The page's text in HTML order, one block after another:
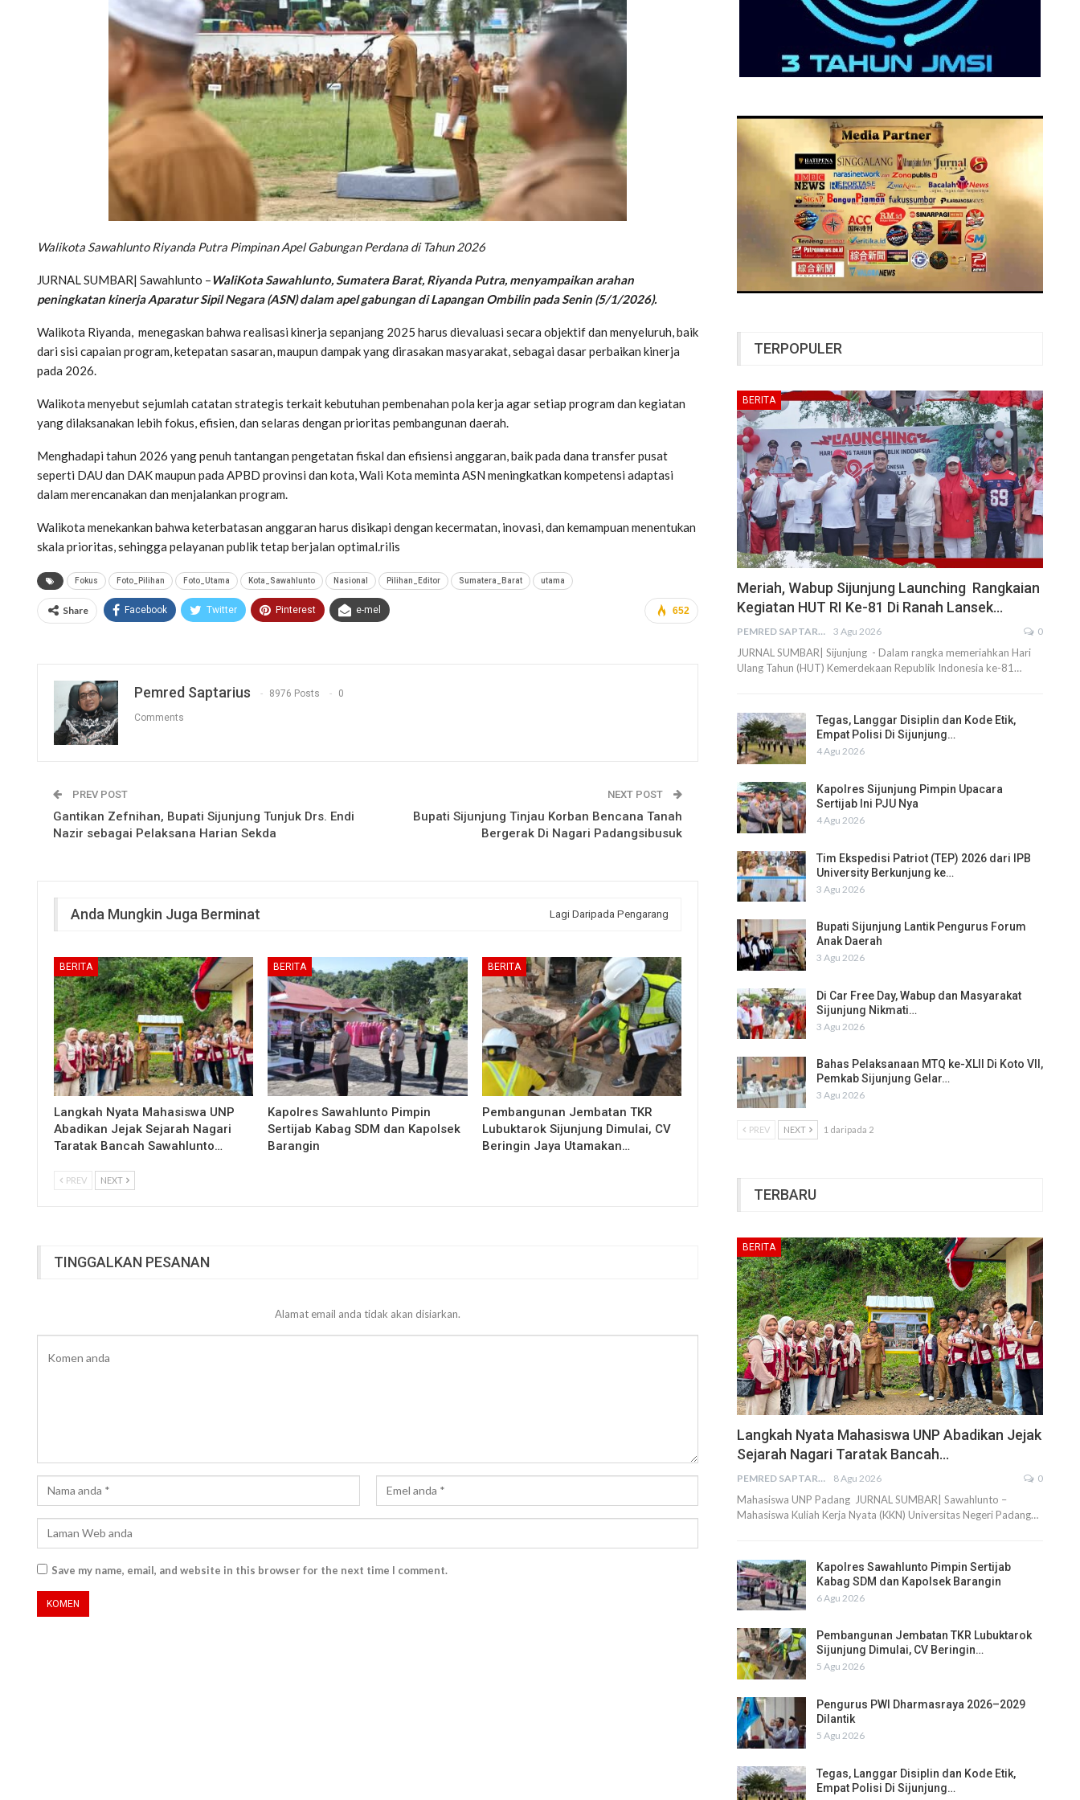
Walikota Sawahlunto Riyanda Putra Pimpinan Apel Gabungan Perdana di Tahun 2026
JURNAL SUMBAR| Sawahlunto –WaliKota Sawahlunto, Sumatera Barat, Riyanda Putra, menyampaikan arahan
peningkatan kinerja Aparatur Sipil Negara (ASN) dalam apel gabungan di Lapangan Ombilin pada Senin (5/1/2026).
Walikota Riyanda, menegaskan bahwa realisasi kinerja sepanjang 2025 harus dievaluasi secara objektif dan menyeluruh, baik
dari sisi capaian program, ketepatan sasaran, maupun dampak yang dirasakan masyarakat, sebagai dasar perbaikan kinerja
pada 2026.
Walikota menyebut sejumlah catatan strategis terkait kebutuhan pembenahan pola kerja agar setiap program dan kegiatan
yang dilaksanakan lebih fokus, efisien, dan selaras dengan prioritas pembangunan daerah.
Menghadapi tahun 2026 yang penuh tantangan pengetatan fiskal dan efisiensi anggaran, baik pada dana transfer pusat
seperti DAU dan DAK maupun pada APBD provinsi dan kota, Wali Kota meminta ASN meningkatkan kompetensi adaptasi
dalam merencanakan dan menjalankan program.
Walikota menekankan bahwa keterbatasan anggaran harus disikapi dengan kecermatan, inovasi, dan kemampuan menentukan
skala prioritas, sehingga pelayanan publik tetap berjalan optimal.rilis
Fokus Foto_Pilihan Foto_Utama Kota_Sawahlunto Nasional Pilihan_Editor Sumatera_Barat utama
652
Share Facebook Twitter Pinterest e-mel
Pemred Saptarius 8976 Posts 0
Comments
PREV POST
Gantikan Zefnihan, Bupati Sijunjung Tunjuk Drs. Endi
Nazir sebagai Pelaksana Harian Sekda
NEXT POST
Bupati Sijunjung Tinjau Korban Bencana Tanah
Bergerak Di Nagari Padangsibusuk
Anda Mungkin Juga Berminat Lagi Daripada Pengarang
BERITA
Langkah Nyata Mahasiswa UNP
Abadikan Jejak Sejarah Nagari
Taratak Bancah Sawahlunto…
BERITA
Kapolres Sawahlunto Pimpin
Sertijab Kabag SDM dan Kapolsek
Barangin
BERITA
Pembangunan Jembatan TKR
Lubuktarok Sijunjung Dimulai, CV
Beringin Jaya Utamakan…
PREV NEXT
TINGGALKAN PESANAN
Alamat email anda tidak akan disiarkan.
Save my name, email, and website in this browser for the next time I comment.
TERPOPULER
BERITA
Meriah, Wabup Sijunjung Launching Rangkaian
Kegiatan HUT RI Ke-81 Di Ranah Lansek…
PEMRED SAPTARIUS 3 Agu 2026 0
JURNAL SUMBAR| Sijunjung - Dalam rangka memeriahkan Hari
Ulang Tahun (HUT) Kemerdekaan Republik Indonesia ke-81…
Tegas, Langgar Disiplin dan Kode Etik,
Empat Polisi Di Sijunjung…
4 Agu 2026
Kapolres Sijunjung Pimpin Upacara
Sertijab Ini PJU Nya
4 Agu 2026
Tim Ekspedisi Patriot (TEP) 2026 dari IPB
University Berkunjung ke…
3 Agu 2026
Bupati Sijunjung Lantik Pengurus Forum
Anak Daerah
3 Agu 2026
Di Car Free Day, Wabup dan Masyarakat
Sijunjung Nikmati…
3 Agu 2026
Bahas Pelaksanaan MTQ ke-XLII Di Koto VII,
Pemkab Sijunjung Gelar…
3 Agu 2026
PREV NEXT 1 daripada 2
TERBARU
BERITA
Langkah Nyata Mahasiswa UNP Abadikan Jejak
Sejarah Nagari Taratak Bancah…
PEMRED SAPTARIUS 8 Agu 2026 0
Mahasiswa UNP Padang JURNAL SUMBAR| Sawahlunto –
Mahasiswa Kuliah Kerja Nyata (KKN) Universitas Negeri Padang…
Kapolres Sawahlunto Pimpin Sertijab
Kabag SDM dan Kapolsek Barangin
6 Agu 2026
Pembangunan Jembatan TKR Lubuktarok
Sijunjung Dimulai, CV Beringin…
5 Agu 2026
Pengurus PWI Dharmasraya 2026–2029
Dilantik
5 Agu 2026
Tegas, Langgar Disiplin dan Kode Etik,
Empat Polisi Di Sijunjung…